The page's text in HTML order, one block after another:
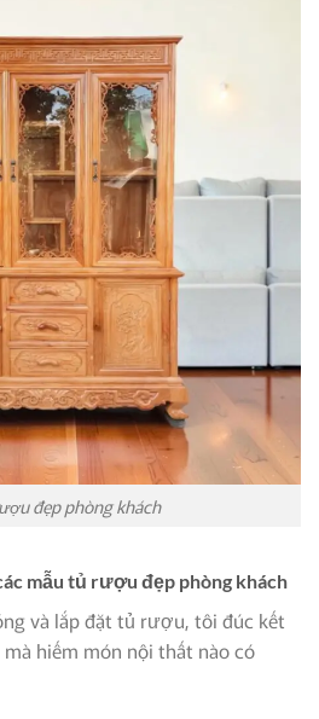
đẹp phòng khách
mẫu tủ rượu đẹp phòng khách
và lắp đặt tủ rượu, tôi đúc kết
hiếm món nội thất nào có